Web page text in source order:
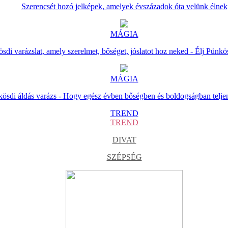
Szerencsét hozó jelképek, amelyek évszázadok óta velünk élnek
MÁGIA
varázslat, amely szerelmet, bőséget, jóslatot hoz neked - Élj
MÁGIA
áldás varázs - Hogy egész évben bőségben és boldogságban
TREND
TREND
DIVAT
SZÉPSÉG